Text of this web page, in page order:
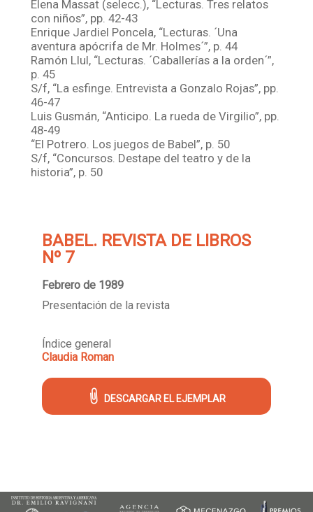
Elena Massat (selecc.), “Lecturas. Tres relatos
con niños”, pp. 42-43
Enrique Jardiel Poncela, “Lecturas. ´Una
aventura apócrifa de Mr. Holmes´”, p. 44
Ramón Llul, “Lecturas. ´Caballerías a la orden´”,
p. 45
S/f, “La esfinge. Entrevista a Gonzalo Rojas”, pp.
46-47
Luis Gusmán, “Anticipo. La rueda de Virgilio”, pp.
48-49
“El Potrero. Los juegos de Babel”, p. 50
S/f, “Concursos. Destape del teatro y de la
historia”, p. 50
BABEL. REVISTA DE LIBROS
Nº 7
Febrero de 1989
Presentación de la revista
Índice general
Claudia Roman
DESCARGAR EL EJEMPLAR